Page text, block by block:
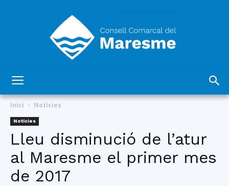
Comarcal
Inici Notícies
Notícies
Lleu disminució de l’atur
al Maresme el primer mes
de 2017